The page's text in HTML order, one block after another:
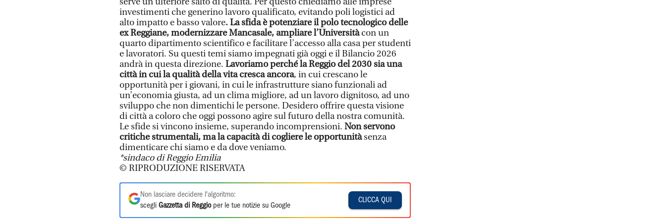
investimenti che generino lavoro qualificato, evitando poli logistici ad
alto impatto e basso valore. La sfida è potenziare il polo tecnologico delle
ex Reggiane, modernizzare Mancasale, ampliare l’Universitàcon un
quarto dipartimento scientifico e facilitare l’accesso alla casa per studenti
e lavoratori. Su questi temi siamo impegnati già oggi e il Bilancio 2026
andrà in questa direzione. Lavoriamo perché la Reggio del 2030 sia una
città in cui la qualità della vita cresca ancora, in cui crescano le
opportunità per i giovani, in cui le infrastrutture siano funzionali ad
un’economia giusta, ad un clima migliore, ad un lavoro dignitoso, ad uno
sviluppo che non dimentichi le persone. Desidero offrire questa visione
di città a coloro che oggi possono agire sul futuro della nostra comunità.
Le sfide si vincono insieme, superando incomprensioni. Non servono
critiche strumentali, ma la capacità di cogliere le opportunitàsenza
dimenticare chi siamo e da dove veniamo.
*sindaco di Reggio Emilia
© RIPRODUZIONE RISERVATA
Non lasciare decidere l'algoritmo:
scegli Gazzetta di Reggioper le tue notizie su Google
CLICCA QUI